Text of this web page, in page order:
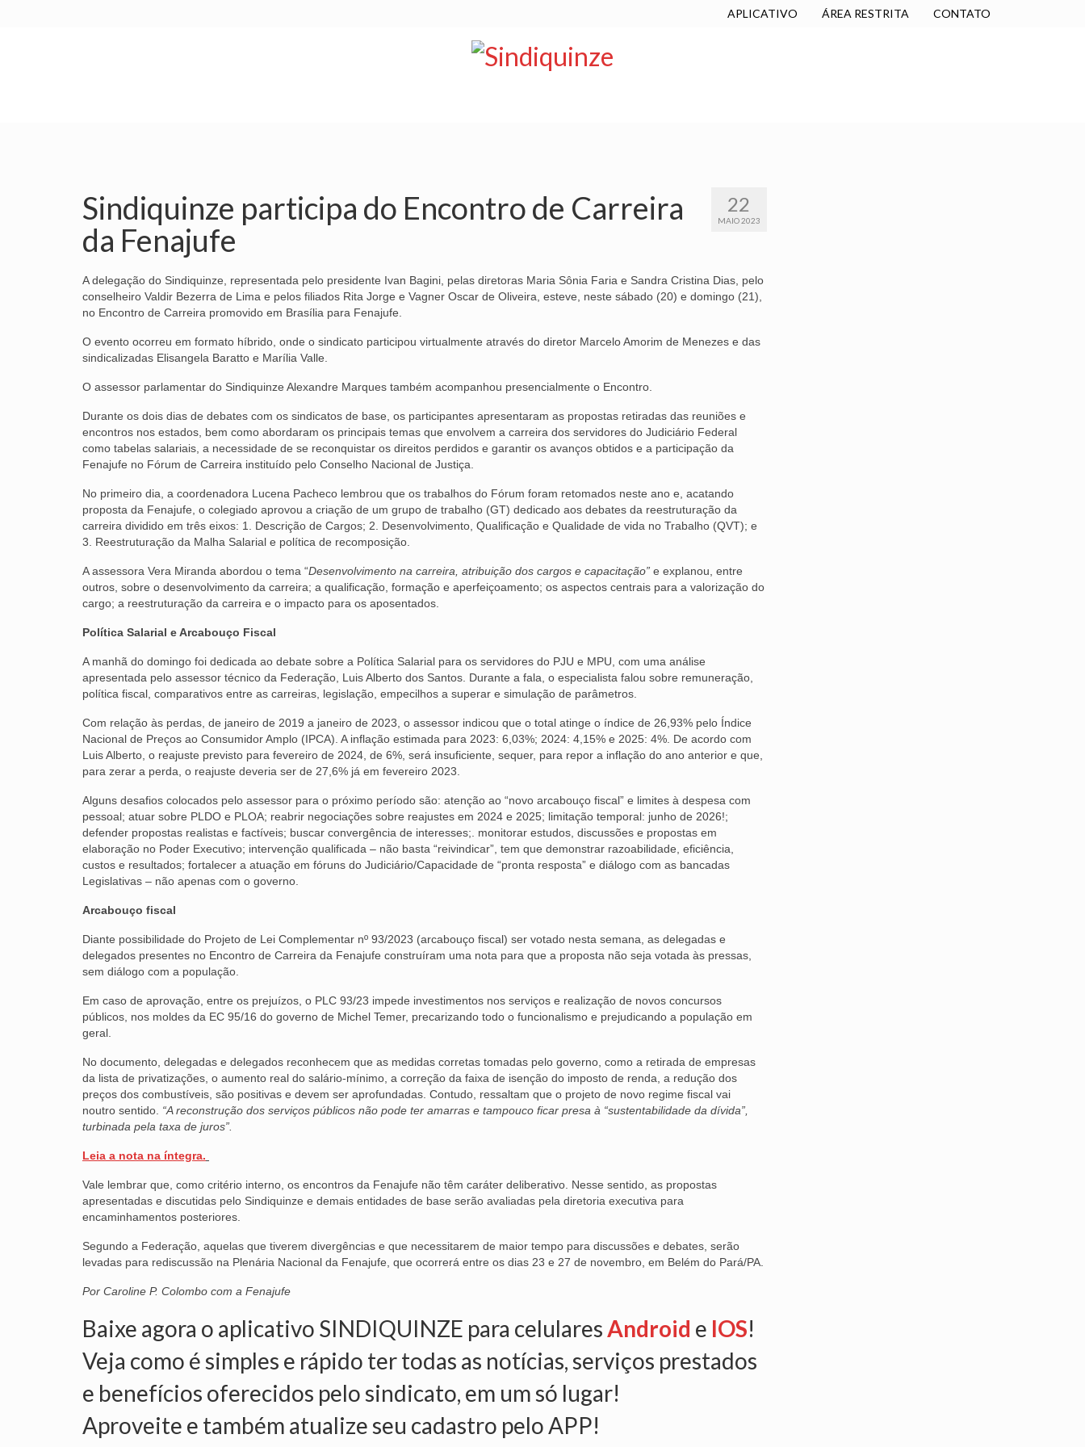
APLICATIVO ÁREA RESTRITA CONTATO
22
MAIO 2023
Sindiquinze participa do Encontro de Carreira
da Fenajufe
A delegação do Sindiquinze, representada pelo presidente Ivan Bagini, pelas diretoras Maria Sônia Faria e Sandra Cristina Dias, pelo
conselheiro Valdir Bezerra de Lima e pelos filiados Rita Jorge e Vagner Oscar de Oliveira, esteve, neste sábado (20) e domingo (21),
no Encontro de Carreira promovido em Brasília para Fenajufe.
O evento ocorreu em formato híbrido, onde o sindicato participou virtualmente através do diretor Marcelo Amorim de Menezes e das
sindicalizadas Elisangela Baratto e Marília Valle.
O assessor parlamentar do Sindiquinze Alexandre Marques também acompanhou presencialmente o Encontro.
Durante os dois dias de debates com os sindicatos de base, os participantes apresentaram as propostas retiradas das reuniões e
encontros nos estados, bem como abordaram os principais temas que envolvem a carreira dos servidores do Judiciário Federal
como tabelas salariais, a necessidade de se reconquistar os direitos perdidos e garantir os avanços obtidos e a participação da
Fenajufe no Fórum de Carreira instituído pelo Conselho Nacional de Justiça.
No primeiro dia, a coordenadora Lucena Pacheco lembrou que os trabalhos do Fórum foram retomados neste ano e, acatando
proposta da Fenajufe, o colegiado aprovou a criação de um grupo de trabalho (GT) dedicado aos debates da reestruturação da
carreira dividido em três eixos: 1. Descrição de Cargos; 2. Desenvolvimento, Qualificação e Qualidade de vida no Trabalho (QVT); e
3. Reestruturação da Malha Salarial e política de recomposição.
A assessora Vera Miranda abordou o tema “Desenvolvimento na carreira, atribuição dos cargos e capacitação” e explanou, entre
outros, sobre o desenvolvimento da carreira; a qualificação, formação e aperfeiçoamento; os aspectos centrais para a valorização do
cargo; a reestruturação da carreira e o impacto para os aposentados.
Política Salarial e Arcabouço Fiscal
A manhã do domingo foi dedicada ao debate sobre a Política Salarial para os servidores do PJU e MPU, com uma análise
apresentada pelo assessor técnico da Federação, Luis Alberto dos Santos. Durante a fala, o especialista falou sobre remuneração,
política fiscal, comparativos entre as carreiras, legislação, empecilhos a superar e simulação de parâmetros.
Com relação às perdas, de janeiro de 2019 a janeiro de 2023, o assessor indicou que o total atinge o índice de 26,93% pelo Índice
Nacional de Preços ao Consumidor Amplo (IPCA). A inflação estimada para 2023: 6,03%; 2024: 4,15% e 2025: 4%. De acordo com
Luis Alberto, o reajuste previsto para fevereiro de 2024, de 6%, será insuficiente, sequer, para repor a inflação do ano anterior e que,
para zerar a perda, o reajuste deveria ser de 27,6% já em fevereiro 2023.
Alguns desafios colocados pelo assessor para o próximo período são: atenção ao “novo arcabouço fiscal” e limites à despesa com
pessoal; atuar sobre PLDO e PLOA; reabrir negociações sobre reajustes em 2024 e 2025; limitação temporal: junho de 2026!;
defender propostas realistas e factíveis; buscar convergência de interesses;. monitorar estudos, discussões e propostas em
elaboração no Poder Executivo; intervenção qualificada – não basta “reivindicar”, tem que demonstrar razoabilidade, eficiência,
custos e resultados; fortalecer a atuação em fóruns do Judiciário/Capacidade de “pronta resposta” e diálogo com as bancadas
Legislativas – não apenas com o governo.
Arcabouço fiscal
Diante possibilidade do Projeto de Lei Complementar nº 93/2023 (arcabouço fiscal) ser votado nesta semana, as delegadas e
delegados presentes no Encontro de Carreira da Fenajufe construíram uma nota para que a proposta não seja votada às pressas,
sem diálogo com a população.
Em caso de aprovação, entre os prejuízos, o PLC 93/23 impede investimentos nos serviços e realização de novos concursos
públicos, nos moldes da EC 95/16 do governo de Michel Temer, precarizando todo o funcionalismo e prejudicando a população em
geral.
No documento, delegadas e delegados reconhecem que as medidas corretas tomadas pelo governo, como a retirada de empresas
da lista de privatizações, o aumento real do salário-mínimo, a correção da faixa de isenção do imposto de renda, a redução dos
preços dos combustíveis, são positivas e devem ser aprofundadas. Contudo, ressaltam que o projeto de novo regime fiscal vai
noutro sentido. “A reconstrução dos serviços públicos não pode ter amarras e tampouco ficar presa à “sustentabilidade da dívida”,
turbinada pela taxa de juros”.
Leia a nota na íntegra.
Vale lembrar que, como critério interno, os encontros da Fenajufe não têm caráter deliberativo. Nesse sentido, as propostas
apresentadas e discutidas pelo Sindiquinze e demais entidades de base serão avaliadas pela diretoria executiva para
encaminhamentos posteriores.
Segundo a Federação, aquelas que tiverem divergências e que necessitarem de maior tempo para discussões e debates, serão
levadas para rediscussão na Plenária Nacional da Fenajufe, que ocorrerá entre os dias 23 e 27 de novembro, em Belém do Pará/PA.
Por Caroline P. Colombo com a Fenajufe
Baixe agora o aplicativo SINDIQUINZE para celularesAndroid e IOS!
Veja como é simples e rápido ter todas as notícias, serviços prestados
e benefícios oferecidos pelo sindicato, em um só lugar!
Aproveite e também atualize seu cadastro pelo APP!